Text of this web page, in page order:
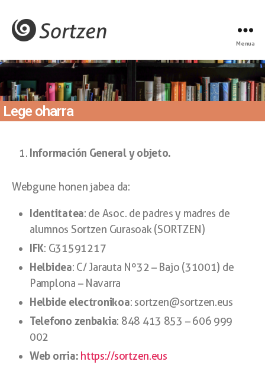
Menua
Lege oharra
Información General y objeto.
Webgune honen jabea da:
Identitatea: de Asoc. de padres y madres de
alumnos Sortzen Gurasoak (SORTZEN)
IFK: G31591217
Helbidea: C/ Jarauta Nº32 – Bajo (31001) de
Pamplona – Navarra
Helbide electronikoa: sortzen@sortzen.eus
Telefono zenbakia: 848 413 853 – 606 999
002
Web orria: https://sortzen.eus